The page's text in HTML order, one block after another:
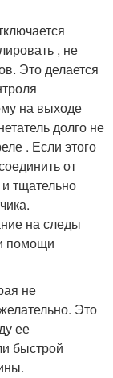
, не
Это делается
на выходе
долго не
. Если этого
от
и тщательно
на следы
помощи
не
Это
ее
быстрой